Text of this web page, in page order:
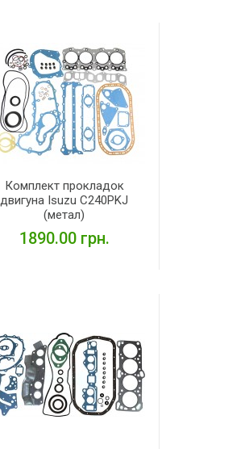
Комплект прокладок
двигуна Isuzu C240PKJ
(метал)
1890.00 грн.